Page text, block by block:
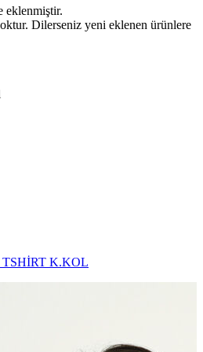
eklenmiştir.
Dilerseniz yeni eklenen ürünlere
K.KOL